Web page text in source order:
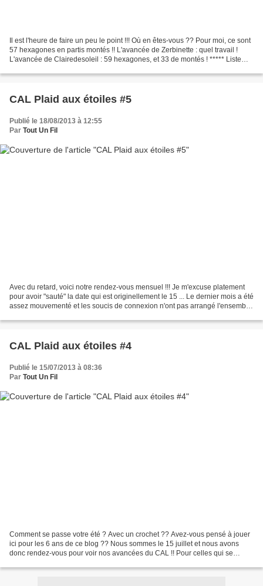
Il est l'heure de faire un peu le point !!! Où en êtes-vous ?? Pour moi, ce sont
57 hexagones en partis montés !! L'avancée de Zerbinette : quel travail !
L'avancée de Clairedesoleil : 59 hexagones, et 33 de montés ! ***** Liste
CAL Plaid aux étoiles #5
Publié le 18/08/2013 à 12:55
Par Tout Un Fil
Avec du retard, voici notre rendez-vous mensuel !!! Je m'excuse platement
pour avoir "sauté" la date qui est originellement le 15 ... Le dernier mois a été
assez mouvementé et les soucis de connexion n'ont pas arrangé l'ensemble
CAL Plaid aux étoiles #4
Publié le 15/07/2013 à 08:36
Par Tout Un Fil
Comment se passe votre été ? Avec un crochet ?? Avez-vous pensé à jouer
ici pour les 6 ans de ce blog ?? Nous sommes le 15 juillet et nous avons
donc rendez-vous pour voir nos avancées du CAL !! Pour celles qui se